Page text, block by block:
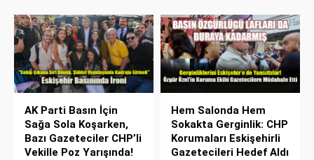
AK Parti Basın İçin
Sağa Sola Koşarken,
Bazı Gazeteciler CHP’li
Vekille Poz Yarışında!
Hem Salonda Hem
Sokakta Gerginlik: CHP
Korumaları Eskişehirli
Gazetecileri Hedef Aldı